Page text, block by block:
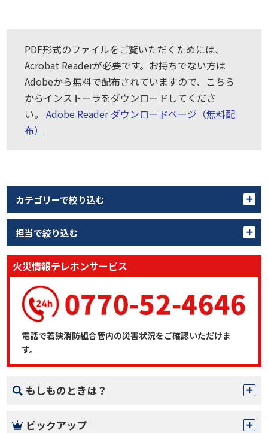
PDF形式のファイルをご覧いただくためには、
Acrobat Readerが必要です。お持ちでない方は
Adobeから無料で配布されていますので、こちら
からインストーラをダウンロードしてくださ
い。Adobe Reader ダウンロードページ（無料配
布）
カテゴリーで絞り込む
担当で絞り込む
火災情報テレホンサービス
電話で若狭消防組合管内の災害状況をご確認いただけま
す。
もしものときは？
ピックアップ